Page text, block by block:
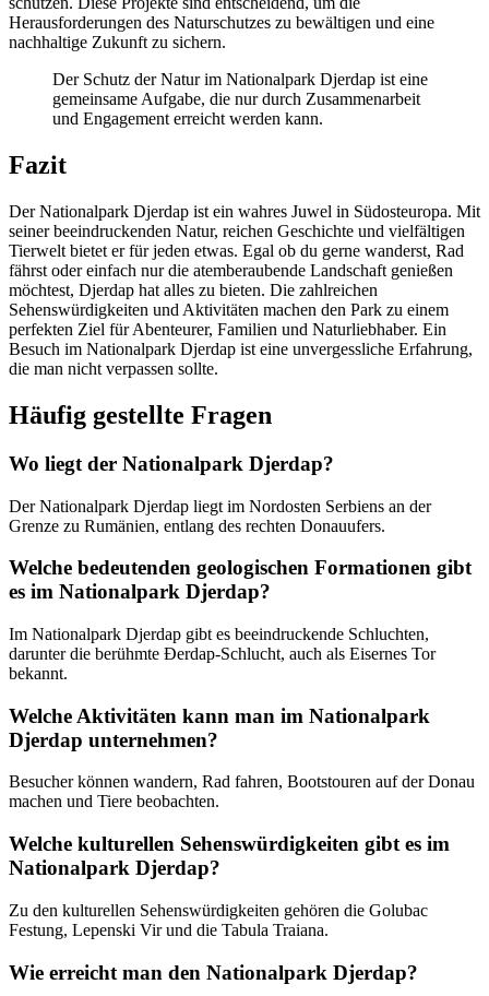
Herausforderungen des Naturschutzes zu bewältigen und eine
nachhaltige Zukunft zu sichern.
Der Schutz der Natur im Nationalpark Djerdap ist eine
gemeinsame Aufgabe, die nur durch Zusammenarbeit
und Engagement erreicht werden kann.
Fazit
Der Nationalpark Djerdap ist ein wahres Juwel in Südosteuropa. Mit
seiner beeindruckenden Natur, reichen Geschichte und vielfältigen
Tierwelt bietet er für jeden etwas. Egal ob du gerne wanderst, Rad
fährst oder einfach nur die atemberaubende Landschaft genießen
möchtest, Djerdap hat alles zu bieten. Die zahlreichen
Sehenswürdigkeiten und Aktivitäten machen den Park zu einem
perfekten Ziel für Abenteurer, Familien und Naturliebhaber. Ein
Besuch im Nationalpark Djerdap ist eine unvergessliche Erfahrung,
die man nicht verpassen sollte.
Häufig gestellte Fragen
Wo liegt der Nationalpark Djerdap?
Der Nationalpark Djerdap liegt im Nordosten Serbiens an der
Grenze zu Rumänien, entlang des rechten Donauufers.
Welche bedeutenden geologischen Formationen gibt
es im Nationalpark Djerdap?
Im Nationalpark Djerdap gibt es beeindruckende Schluchten,
darunter die berühmte Đerdap-Schlucht, auch als Eisernes Tor
bekannt.
Welche Aktivitäten kann man im Nationalpark
Djerdap unternehmen?
Besucher können wandern, Rad fahren, Bootstouren auf der Donau
machen und Tiere beobachten.
Welche kulturellen Sehenswürdigkeiten gibt es im
Nationalpark Djerdap?
Zu den kulturellen Sehenswürdigkeiten gehören die Golubac
Festung, Lepenski Vir und die Tabula Traiana.
Wie erreicht man den Nationalpark Djerdap?